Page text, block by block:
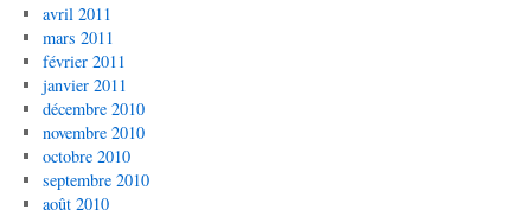
avril 2011
mars 2011
février 2011
janvier 2011
décembre 2010
novembre 2010
octobre 2010
septembre 2010
août 2010